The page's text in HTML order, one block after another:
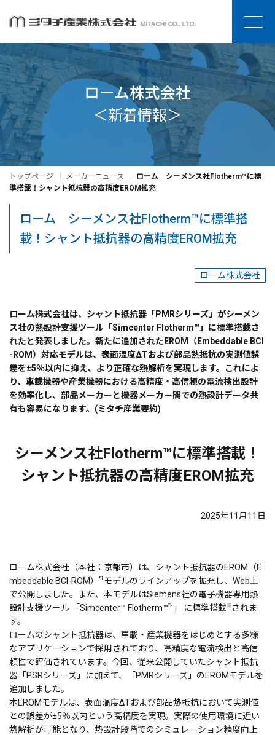
ローム株式会社
＜新着情報＞
トップページ メーカーニュース
ローム シーメンス社Flotherm™に標
準搭載！シャント抵抗器の高精度EROM拡充
ローム シーメンス社Flotherm™に標準搭
載！シャント抵抗器の高精度EROM拡充
ローム株式会社
ローム株式会社は、シャント抵抗器「PMRシリーズ」がシーメン
ス社の熱設計支援ツール「Simcenter Flotherm™」に標準搭載さ
れたと発表しました。新たに追加されたEROM（Embeddable BCI
-ROM）対応モデルは、表面温度ΔTおよび部品熱抵抗の実測値誤
差を±5％以内に抑え、より正確な熱解析を実現します。これによ
り、車載機器や産業機器における高精度・高信頼の電流検出設計
を効率化し、部品メーカーと機器メーカー間での熱設計データ共
有も容易になります。(ミタチ産業要約)
シーメンス社Flotherm™に標準搭載！
シャント抵抗器の高精度EROM拡充
2025年11月11日
ローム株式会社（本社：京都市）は、シャント抵抗器のEROM（E
mbeddable BCI-ROM）
*1 モデルのラインアップを拡充し、Web上
で公開しました。また、本モデルはSiemens社の電子機器専用熱
設計支援ツール 「Simcenter™ Flotherm™*2 」 に標準搭載 ※ されま
す。
ロームのシャント抵抗器は、車載・産業機器をはじめとする多様
なアプリケーションで採用されており、高精度な電流検出と高信
頼性で評価されています。今回、従来公開していたシャント抵抗
器「PSRシリーズ」に加えて、「PMRシリーズ」のEROMモデルを
追加しました。
本EROMモデルは、表面温度ΔTおよび部品熱抵抗において実測値
との誤差が±5％以内という高精度を実現。実際の使用環境に近い
熱解析が可能となり、熱設計段階でのシミュレーション精度向上